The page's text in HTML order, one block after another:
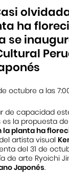
ha
se
octubre a las
de capacidad
es la propuesta
planta ha
artista visual
del 31 de
de arte Ryoichi
Japonés.